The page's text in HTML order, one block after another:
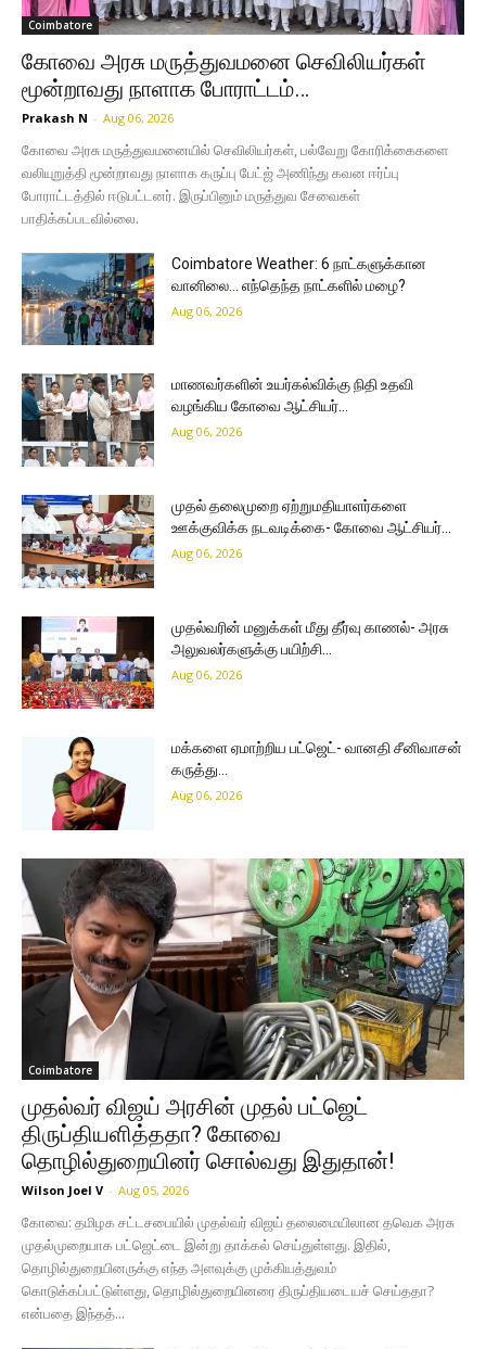
Coimbatore
கோவை அரசு மருத்துவமனை செவிலியர்கள்
மூன்றாவது நாளாக போராட்டம்…
Prakash N - Aug 06, 2026
கோவை அரசு மருத்துவமனையில் செவிலியர்கள், பல்வேறு கோரிக்கைகளை
வலியுறுத்தி மூன்றாவது நாளாக கருப்பு பேட்ஜ் அணிந்து கவன ஈர்ப்பு
போராட்டத்தில் ஈடுபட்டனர். இருப்பினும் மருத்துவ சேவைகள்
பாதிக்கப்படவில்லை.
Coimbatore Weather: 6 நாட்களுக்கான
வானிலை… எந்தெந்த நாட்களில் மழை?
Aug 06, 2026
மாணவர்களின் உயர்கல்விக்கு நிதி உதவி
வழங்கிய கோவை ஆட்சியர்…
Aug 06, 2026
முதல் தலைமுறை ஏற்றுமதியாளர்களை
ஊக்குவிக்க நடவடிக்கை- கோவை ஆட்சியர்…
Aug 06, 2026
முதல்வரின் மனுக்கள் மீது தீர்வு காணல்- அரசு
அலுவலர்களுக்கு பயிற்சி…
Aug 06, 2026
மக்களை ஏமாற்றிய பட்ஜெட்- வானதி சீனிவாசன்
கருத்து…
Aug 06, 2026
Coimbatore
முதல்வர் விஜய் அரசின் முதல் பட்ஜெட்
திருப்தியளித்ததா? கோவை
தொழில்துறையினர் சொல்வது இதுதான்!
Wilson Joel V - Aug 05, 2026
கோவை: தமிழக சட்டசபையில் முதல்வர் விஜய் தலைமையிலான தவெக அரசு
முதல்முறையாக பட்ஜெட்டை இன்று தாக்கல் செய்துள்ளது. இதில்,
தொழில்துறையினருக்கு எந்த அளவுக்கு முக்கியத்துவம்
கொடுக்கப்பட்டுள்ளது, தொழில்துறையினரை திருப்தியடையச் செய்ததா?
என்பதை இந்தத்...